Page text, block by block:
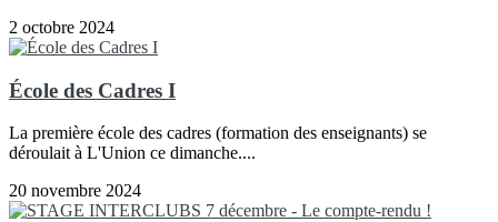
2 octobre 2024
École des Cadres I
La première école des cadres (formation des enseignants) se
déroulait à L'Union ce dimanche....
20 novembre 2024